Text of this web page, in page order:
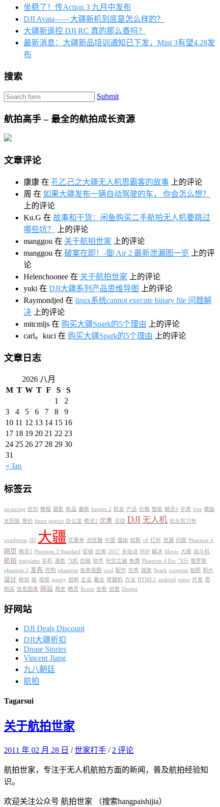
坐稳了！传Action 3 九月中发布
DJI Avata——大疆新机到底是怎么样的？
大疆新遥控 DJI RC 真的那么香吗？
最新消息：大疆新品培训通知已下发，Mini 3有望4.28发
布
搜索
Submit
航拍高手 – 最全的航拍成长资源
文章评论
康康 在 孔乙己之大疆无人机思霸客的故事 上的评论
周 在 如果大疆发布一辆自动驾驶的车， 你会怎么想？
上的评论
Ku.G 在 故事和干货：闲鱼购买二手航拍无人机要跳过
哪些坑？
上的评论
manggou 在 关于航拍世家 上的评论
manggou 在 破案在即！-御 Air 2 最新泄漏图一览 上的评
论
Helenchoonee 在 关于航拍世家 上的评论
yuki 在 DJI大疆系列产品思维导图
上的评论
Raymondjed 在 linux系统cannot execute binary file 问题解
决 上的评论
mitcmljs 在 购买大疆Spark的5个理由 上的评论
carl。kuci 在 购买大疆Spark的5个理由 上的评论
文章日志
2026 八月
M T W T F S S
« Jan
1
2
3
4 5 6 7 8
9
10 11 12 13 14 15 16
17 18 19 20 21 22 23
24 25 26 27 28 29 30
31
标签云
javascript 折扣 教程 摄影 新品 最新 Inspire 2 机会 产品 价格 智能 精灵4 手表 free 模版
太阳能 降价 linux inspire 办公室 精灵3 优惠 活动 DJI 无人机 石头剪刀布
wordpress 3D 大疆 优惠券 浏览器 中国 理由 如影 c# 打折 泄漏 问题 Phantom 4
网页 精灵5 Phantom 3 Standard 促销 应用 2017 多站点 PHP 解决 Mavic 大赛 战斗机
航拍 templates 手机 漂亮 飞机 四轴 软件 天空之城 免费 Phantom 4 Pro 飞行 俄罗斯
phantom 3 发布 控制 phantom 信息视图 cool 配件 优秀 搜索 Spark coupons 拍照 照片
设计 移动 晓 视频 jquery 创新 企业 最全 穿越机 方法 HTML5 android osmo 开发 悟
购买 信息图表 网站 简史 精灵 Ronin 全新 创意 Design
好网站
DJI Deals Discount
DJI大疆折扣
Drone Stories
Vincent Jiang
九八朝廷
航拍
Tagarsui
关于航拍世家
2011 年 02 月 28 日 /世家打手 / 2 评论
航拍世家，专注于无人机航拍方面的新闻，普及航拍经验知
识。
欢迎关注公众号 航拍世家 （搜索hangpaishijia）